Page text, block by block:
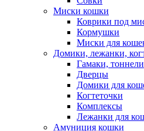
Миски кошки
Коврики под
Кормушки
Миски для
Домики, лежанки,
Гамаки, тоннели
Дверцы
Домики для
Когтеточки
Комплексы
Лежанки для
Амуниция кошки